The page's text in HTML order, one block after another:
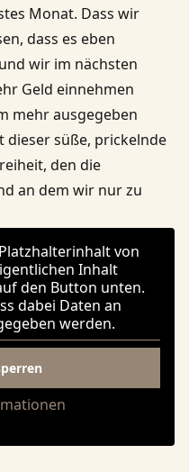
Monat. Dass wir
dass es eben
wir im nächsten
Geld einnehmen
mehr ausgegeben
dieser süße, prickelnde
den die
an dem wir nur zu
von
Inhalt
den Button unten.
dabei Daten an
werden.